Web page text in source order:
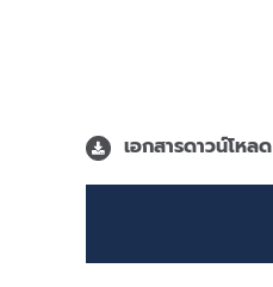
เอกสารดาวน์โหลด